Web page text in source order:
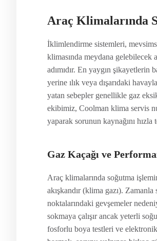
Araç Klimalarında
İklimlendirme sistemleri,
klimasında meydana
adımıdır. En yaygın şikayetlerin
yerine ılık veya dışarıdaki
yatan sebepler genellikle gaz
ekibimiz, Coolman klima servis
yaparak sorunun kaynağını
Gaz Kaçağı ve
Araç klimalarında soğutma
akışkandır (klima gazı).
noktalarındaki gevşemeler
sokmaya çalışır ancak yeterli
fosforlu boya testleri ve